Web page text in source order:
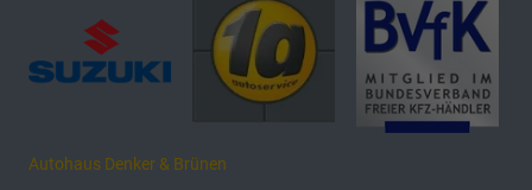
Autohaus Denker & Brünen